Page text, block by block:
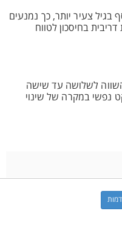
בגיל צעיר יותר, כך נמנעים
בחיסכון לטווח
לשלושה עד שישה
נפשי במקרה של שינוי